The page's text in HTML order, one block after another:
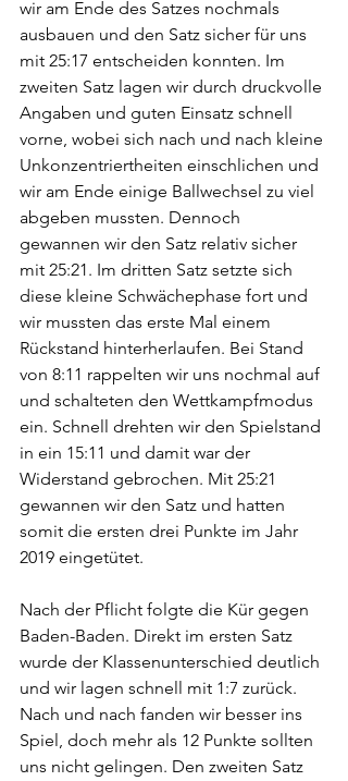
wir am Ende des Satzes nochmals
ausbauen und den Satz sicher für uns
mit 25:17 entscheiden konnten. Im
zweiten Satz lagen wir durch druckvolle
Angaben und guten Einsatz schnell
vorne, wobei sich nach und nach kleine
Unkonzentriertheiten einschlichen und
wir am Ende einige Ballwechsel zu viel
abgeben mussten. Dennoch
gewannen wir den Satz relativ sicher
mit 25:21. Im dritten Satz setzte sich
diese kleine Schwächephase fort und
wir mussten das erste Mal einem
Rückstand hinterherlaufen. Bei Stand
von 8:11 rappelten wir uns nochmal auf
und schalteten den Wettkampfmodus
ein. Schnell drehten wir den Spielstand
in ein 15:11 und damit war der
Widerstand gebrochen. Mit 25:21
gewannen wir den Satz und hatten
somit die ersten drei Punkte im Jahr
2019 eingetütet.
Nach der Pflicht folgte die Kür gegen
Baden-Baden. Direkt im ersten Satz
wurde der Klassenunterschied deutlich
und wir lagen schnell mit 1:7 zurück.
Nach und nach fanden wir besser ins
Spiel, doch mehr als 12 Punkte sollten
uns nicht gelingen. Den zweiten Satz